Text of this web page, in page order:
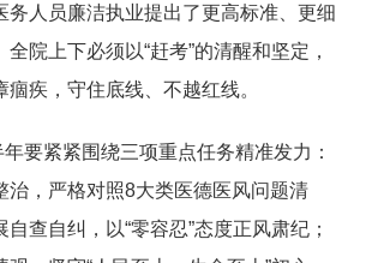
务人员廉洁执业提出了更高标准、更细
院上下必须以“赶考”的清醒和坚定，
疾，守住底线、不越红线。
要紧紧围绕三项重点任务精准发力：
治，严格对照8大类医德医风问题清
查自纠，以“零容忍”态度正风肃纪；